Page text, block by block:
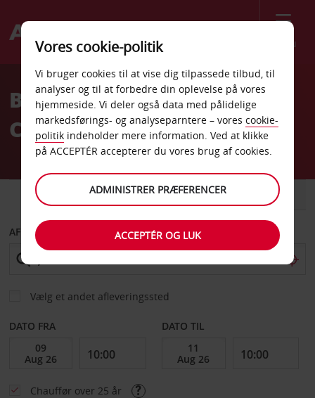
Menu
Welcome
AvisBilleje Glendale
Californien
VAREVOGN
AFHENT FRA
Vælg et andet afleveringssted
DATO FRA DATO TIL
Chauffør over 25 år
Vores cookie-politik
Vi bruger cookies til at vise dig tilpassede tilbud, til
analyser og til at forbedre din oplevelse på vores
hjemmeside. Vi deler også data med pålidelige
markedsførings- og analyseparntere – vores cookie-
politik indeholder mere information. Ved at klikke
på ACCEPTÉR accepterer du vores brug af cookies.
ADMINISTRER PRÆFERENCER
ACCEPTÉR OG LUK